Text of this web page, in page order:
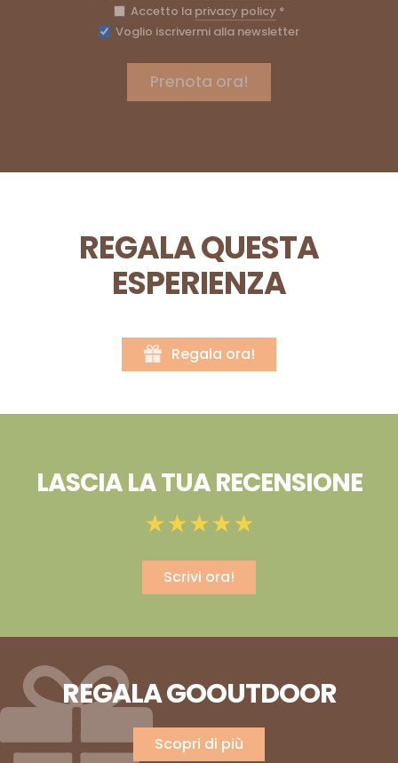
Accetto la privacy policy *
Voglio iscrivermi alla newsletter
REGALA QUESTA
ESPERIENZA
Regala ora!
LASCIA LA TUA RECENSIONE
Scrivi ora!
REGALA GOOUTDOOR
Scopri di più